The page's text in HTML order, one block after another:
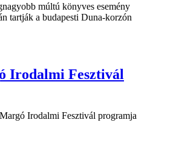
múltú könyves esemény
tartják a budapesti Duna-korzón
Irodalmi Fesztivál
Irodalmi Fesztivál programja